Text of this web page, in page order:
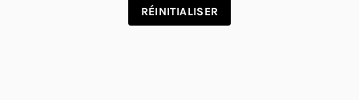
RÉINITIALISER